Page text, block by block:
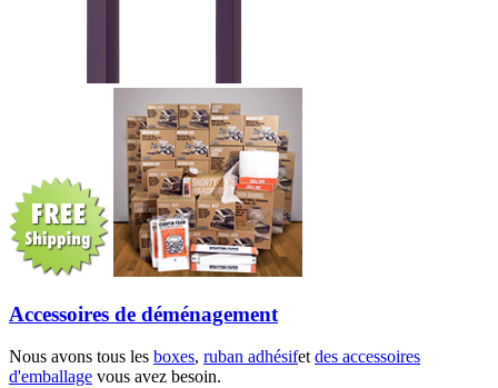
Accessoires de déménagement
Nous avons tous les boxes, ruban adhésifetdes accessoires
d'emballage vous avez besoin.